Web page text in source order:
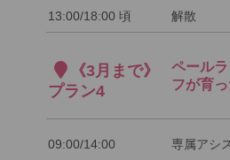
13:00/18:00 頃 解散
《3月まで》
プラン4
ペール
フが育
09:00/14:00 専属アシ